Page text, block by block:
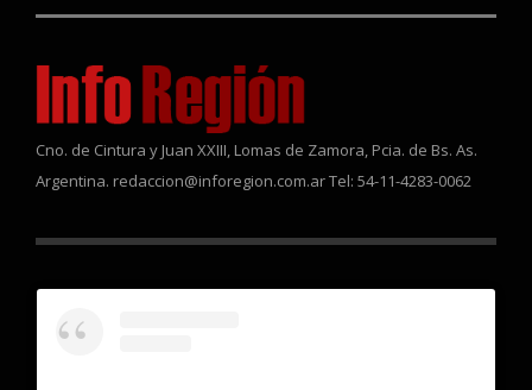
Cno. de Cintura y Juan XXIII, Lomas de Zamora, Pcia. de Bs. As.
Argentina. redaccion@inforegion.com.ar Tel: 54-11-4283-0062